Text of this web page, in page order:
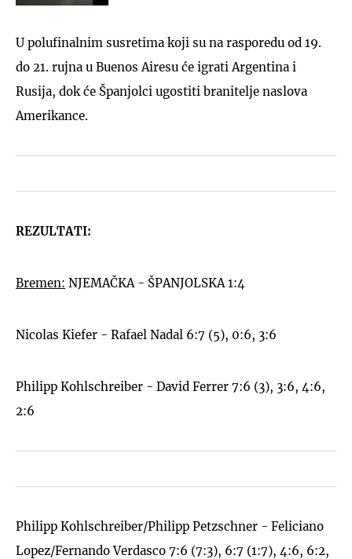
U polufinalnim susretima koji su na rasporedu od 19.
do 21. rujna u Buenos Airesu će igrati Argentina i
Rusija, dok će Španjolci ugostiti branitelje naslova
Amerikance.
REZULTATI:
Bremen: NJEMAČKA - ŠPANJOLSKA 1:4
Nicolas Kiefer - Rafael Nadal 6:7 (5), 0:6, 3:6
Philipp Kohlschreiber - David Ferrer 7:6 (3), 3:6, 4:6,
2:6
Philipp Kohlschreiber/Philipp Petzschner - Feliciano
Lopez/Fernando Verdasco 7:6 (7:3), 6:7 (1:7), 4:6, 6:2,